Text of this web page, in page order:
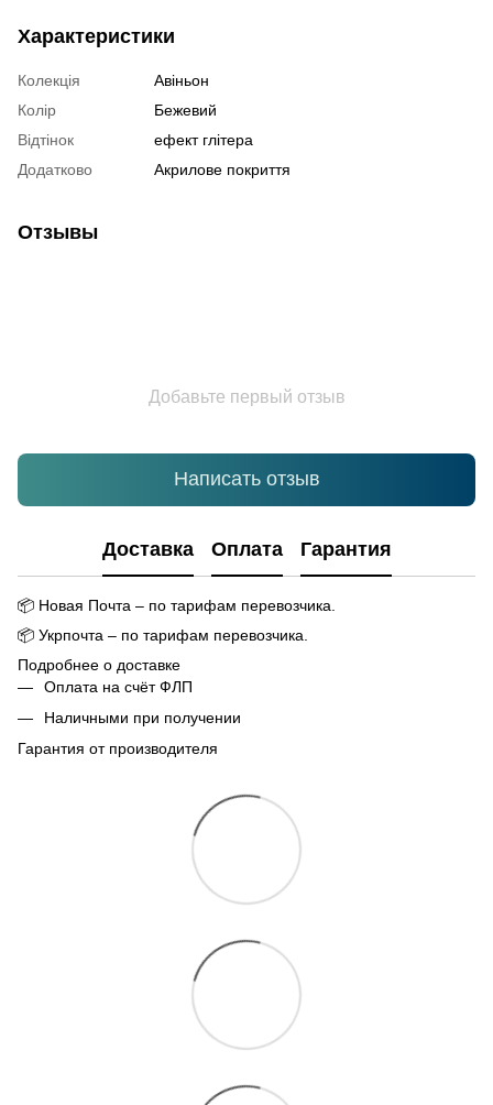
Характеристики
Колекція
Авіньон
Колір
Бежевий
Відтінок
ефект глітера
Додатково
Акрилове покриття
Отзывы
Добавьте первый отзыв
Написать отзыв
Доставка Оплата Гарантия
📦 Новая Почта – по тарифам перевозчика.
📦 Укрпочта – по тарифам перевозчика.
Подробнее о доставке
Оплата на счёт ФЛП
Наличными при получении
Гарантия от производителя